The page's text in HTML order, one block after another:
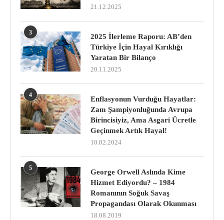
21.12.2025
3
2025 İlerleme Raporu: AB’den
Türkiye İçin Hayal Kırıklığı
Yaratan Bir Bilanço
20.11.2025
4
Enflasyonun Vurduğu Hayatlar:
Zam Şampiyonluğunda Avrupa
Birincisiyiz, Ama Asgari Ücretle
Geçinmek Artık Hayal!
10.02.2024
5
George Orwell Aslında Kime
Hizmet Ediyordu? – 1984
Romanının Soğuk Savaş
Propagandası Olarak Okunması
18.08.2019